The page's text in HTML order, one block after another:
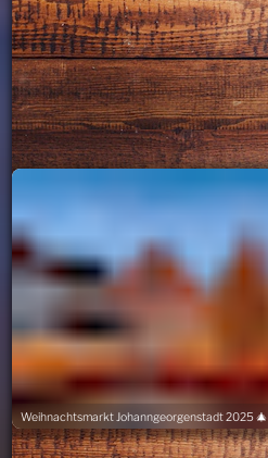
Weihnachtsmarkt Johanngeorgenstadt 2025 🎄